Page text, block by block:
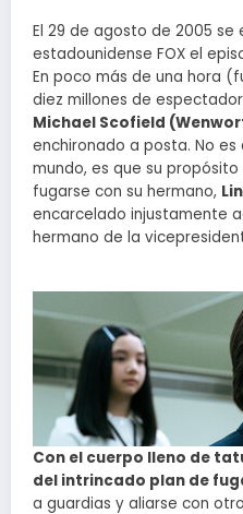
El 29 de agosto de 2005
estadounidense FOX el
En poco más de una hora
diez millones de
Michael Scofield
enchironado a posta. No
mundo, es que su
fugarse con su hermano,
encarcelado injustamente
hermano de la
Con el cuerpo lleno de
del intrincado plan de
a guardias y aliarse con